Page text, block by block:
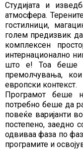
Студијата и
атмосфера.
гостилници,
голем предизвик
комплексен
интернационално
што е! Тоа беше
премолчувања,
европски контекст.
Програмот беше
потребно беше да
повеќе варијанти
постепено, заедно
одвиваа фаза по
програмите и